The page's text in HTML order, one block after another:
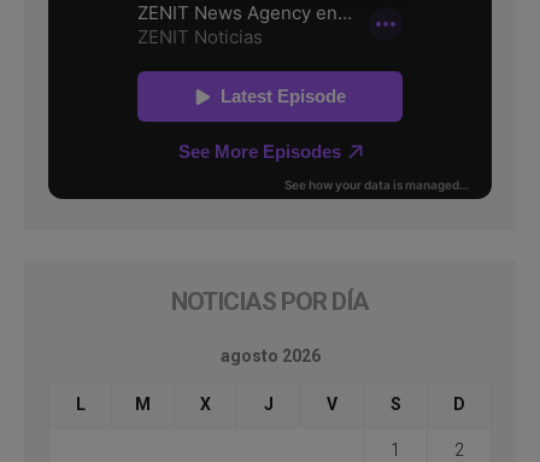
NOTICIAS POR DÍA
agosto 2026
L M X J V S D
1 2